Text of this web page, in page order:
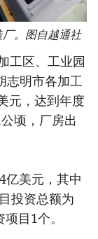
。图自越通社
工区、工业园
志明市各加工
元，达到年度
顷，厂房出
亿美元，其中
投资总额为
目1个。